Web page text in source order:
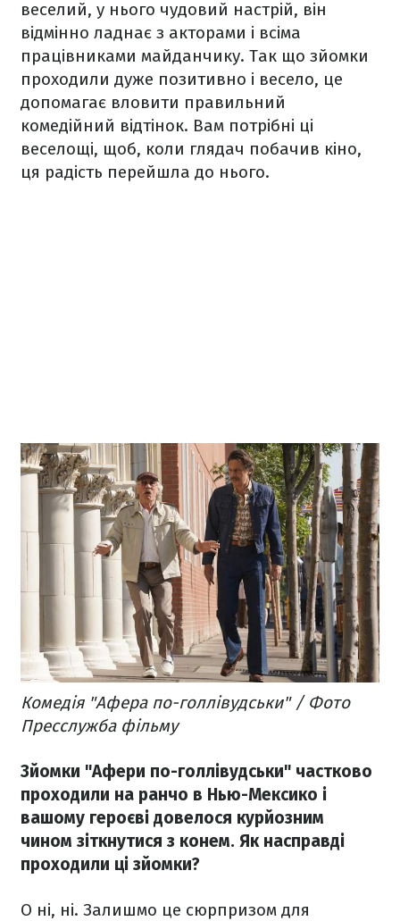
веселий, у нього чудовий настрій, він
відмінно ладнає з акторами і всіма
працівниками майданчику. Так що зйомки
проходили дуже позитивно і весело, це
допомагає вловити правильний
комедійний відтінок. Вам потрібні ці
веселощі, щоб, коли глядач побачив кіно,
ця радість перейшла до нього.
Комедія "Афера по-голлівудськи" / Фото
Пресслужба фільму
Зйомки "Афери по-голлівудськи" частково
проходили на ранчо в Нью-Мексико і
вашому героєві довелося курйозним
чином зіткнутися з конем. Як насправді
проходили ці зйомки?
О ні, ні. Залишмо це сюрпризом для